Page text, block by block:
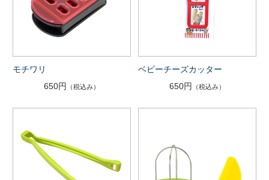
モチワリ
650円
（税込み）
ベビーチーズカッター
650円
（税込み）